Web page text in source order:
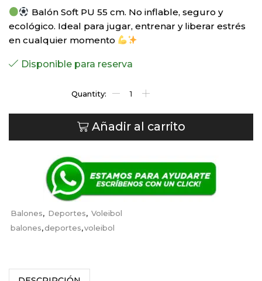
Balón Soft PU 55 cm. No inflable, seguro y
ecológico. Ideal para jugar, entrenar y liberar estrés
en cualquier momento
Disponible para reserva
Añadir al carrito
Balones, Deportes, Voleibol
balones,deportes,voleibol